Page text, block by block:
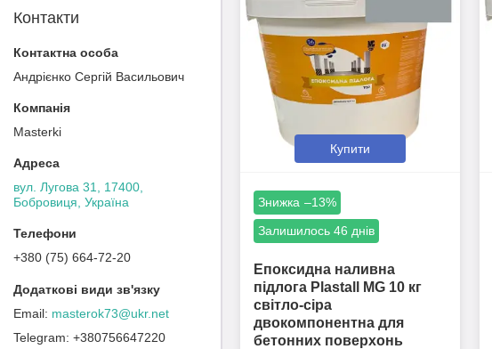
Купити
–13%
Залишилось 46 днів
Епоксидна наливна
підлога Plastall MG 10 кг
світло-сіра
двокомпонентна для
бетонних поверхонь
Контакти
Андрієнко Сергій Васильович
Masterki
вул. Лугова 31, 17400,
Бобровиця, Україна
+380 (75) 664-72-20
masterok73@ukr.net
+380756647220